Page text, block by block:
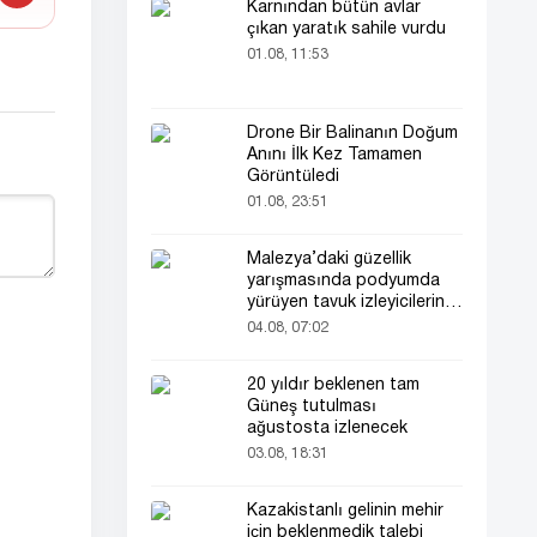
Karnından bütün avlar
çıkan yaratık sahile vurdu
01.08, 11:53
Drone Bir Balinanın Doğum
Anını İlk Kez Tamamen
Görüntüledi
01.08, 23:51
Malezya’daki güzellik
yarışmasında podyumda
yürüyen tavuk izleyicilerin
ilgisini çekti
04.08, 07:02
20 yıldır beklenen tam
Güneş tutulması
ağustosta izlenecek
03.08, 18:31
Kazakistanlı gelinin mehir
için beklenmedik talebi